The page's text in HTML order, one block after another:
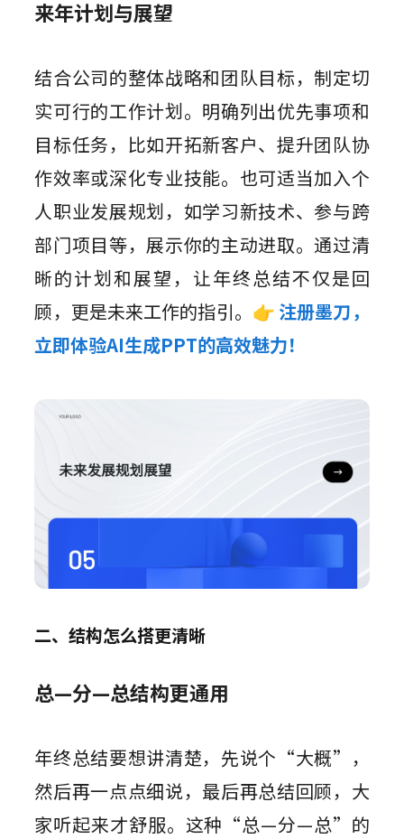
来年计划与展望
结合公司的整体战略和团队目标，制定切
实可行的工作计划。明确列出优先事项和
目标任务，比如开拓新客户、提升团队协
作效率或深化专业技能。也可适当加入个
人职业发展规划，如学习新技术、参与跨
部门项目等，展示你的主动进取。通过清
晰的计划和展望，让年终总结不仅是回
顾，更是未来工作的指引。 👉 注册墨刀，
立即体验AI生成PPT的高效魅力！
二、结构怎么搭更清晰
总—分—总结构更通用
年终总结要想讲清楚，先说个“大概”，
然后再一点点细说，最后再总结回顾，大
家听起来才舒服。这种“总—分—总”的